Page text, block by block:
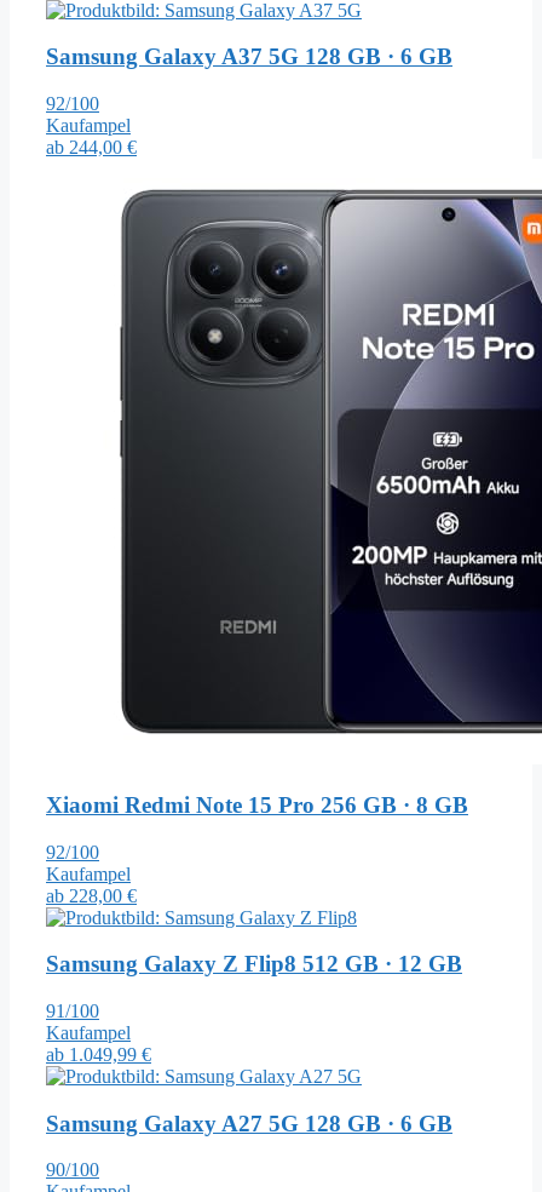
Samsung Galaxy A37 5G 128 GB · 6 GB
92/100
Kaufampel
ab 244,00 €
Xiaomi Redmi Note 15 Pro 256 GB · 8 GB
92/100
Kaufampel
ab 228,00 €
Samsung Galaxy Z Flip8 512 GB · 12 GB
91/100
Kaufampel
ab 1.049,99 €
Samsung Galaxy A27 5G 128 GB · 6 GB
90/100